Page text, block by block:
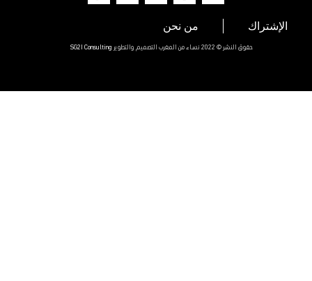
الإشتراك من نحن
حقوق النشر © 2022 نساء من المغرب التصميم والتطوير SG2I Consulting